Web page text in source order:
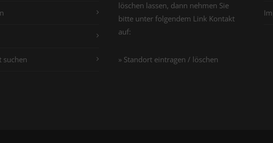
suchen
löschen lassen, dann nehmen Sie
bitte unter folgendem Link Kontakt
auf:
» Standort eintragen / löschen